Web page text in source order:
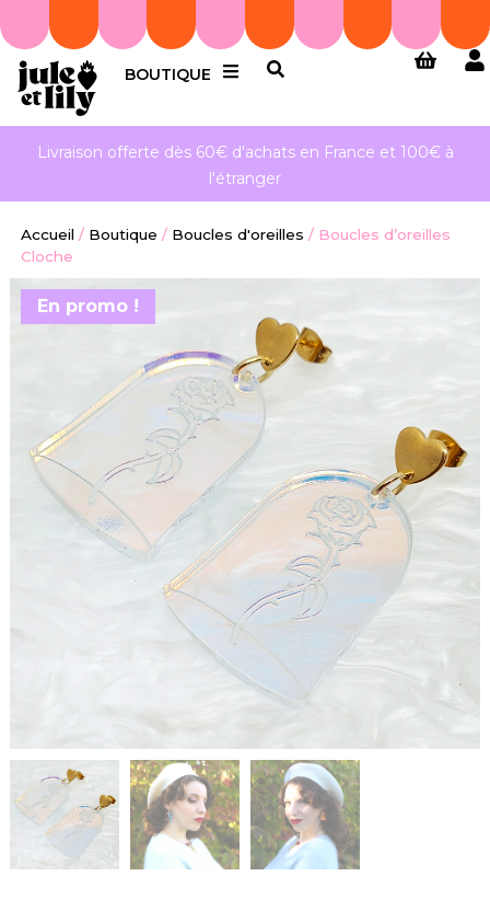
BOUTIQUE
Livraison offerte dès 60€ d'achats en France et 100€ à
l'étranger
Accueil / Boutique / Boucles d'oreilles / Boucles d’oreilles
Cloche
En promo !